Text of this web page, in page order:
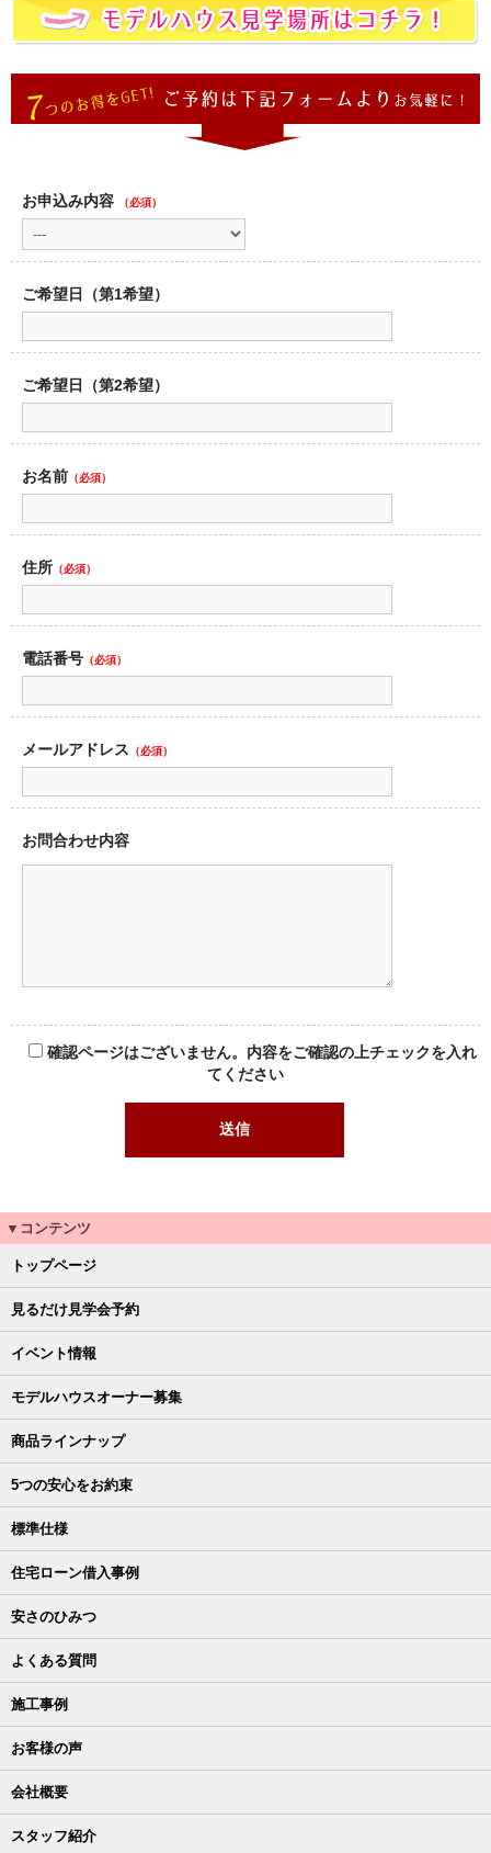
お申込み内容 （必須）
ご希望日（第1希望）
ご希望日（第2希望）
お名前 （必須）
住所 （必須）
電話番号 （必須）
メールアドレス （必須）
お問合わせ内容
確認ページはございません。内容をご確認の上チェックを入れ
てください
▼コンテンツ
トップページ
見るだけ見学会予約
イベント情報
モデルハウスオーナー募集
商品ラインナップ
5つの安心をお約束
標準仕様
住宅ローン借入事例
安さのひみつ
よくある質問
施工事例
お客様の声
会社概要
スタッフ紹介